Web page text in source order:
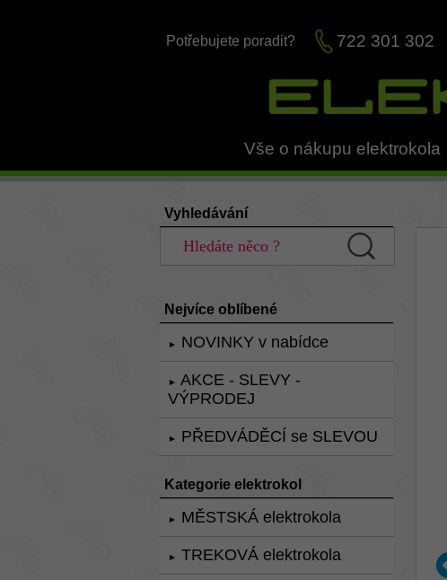
Potřebujete poradit? 722 301 302
Vše o nákupu elektrokola
Vyhledávání
Nejvíce oblíbené
► NOVINKY v nabídce
►
AKCE - SLEVY -
VÝPRODEJ
► PŘEDVÁDĚCÍ se SLEVOU
Kategorie elektrokol
► MĚSTSKÁ elektrokola
► TREKOVÁ elektrokola